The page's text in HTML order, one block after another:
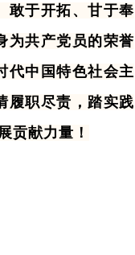
敢于开拓、甘于奉
为共产党员的荣誉
代中国特色社会主
履职尽责，踏实践
贡献力量！